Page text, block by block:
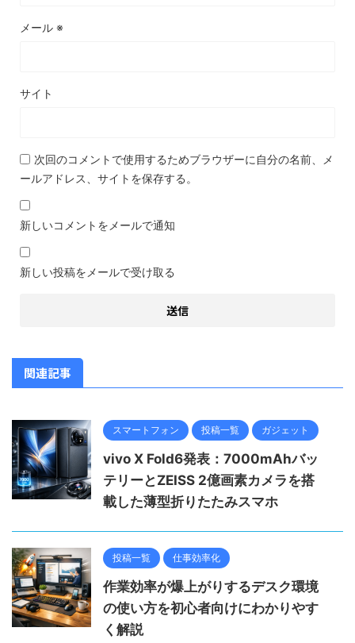
メール ※
サイト
次回のコメントで使用するためブラウザーに自分の名前、メ
ールアドレス、サイトを保存する。
新しいコメントをメールで通知
新しい投稿をメールで受け取る
関連記事
スマートフォン 投稿一覧 ガジェット
vivo X Fold6発表：7000mAhバッ
テリーとZEISS 2億画素カメラを搭
載した薄型折りたたみスマホ
投稿一覧 仕事効率化
作業効率が爆上がりするデスク環境
の使い方を初心者向けにわかりやす
く解説